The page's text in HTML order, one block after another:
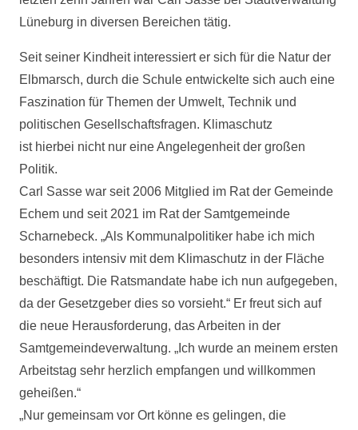
Lüneburg in diversen Bereichen tätig.
Seit seiner Kindheit interessiert er sich für die Natur der
Elbmarsch, durch die Schule entwickelte sich auch eine
Faszination für Themen der Umwelt, Technik und
politischen Gesellschaftsfragen. Klimaschutz
ist hierbei nicht nur eine Angelegenheit der großen
Politik.
Carl Sasse war seit 2006 Mitglied im Rat der Gemeinde
Echem und seit 2021 im Rat der Samtgemeinde
Scharnebeck. „Als Kommunalpolitiker habe ich mich
besonders intensiv mit dem Klimaschutz in der Fläche
beschäftigt. Die Ratsmandate habe ich nun aufgegeben,
da der Gesetzgeber dies so vorsieht.“ Er freut sich auf
die neue Herausforderung, das Arbeiten in der
Samtgemeindeverwaltung. „Ich wurde an meinem ersten
Arbeitstag sehr herzlich empfangen und willkommen
geheißen.“
„Nur gemeinsam vor Ort könne es gelingen, die